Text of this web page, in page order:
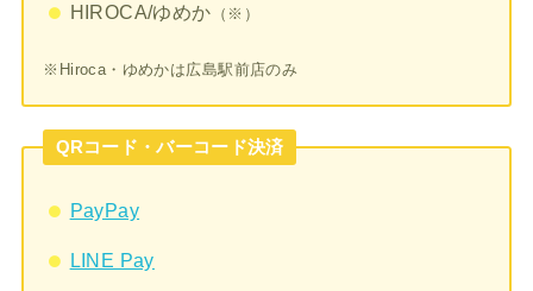
HIROCA/ゆめか （※）
※Hiroca・ゆめかは広島駅前店のみ
QRコード・バーコード決済
PayPay
LINE Pay